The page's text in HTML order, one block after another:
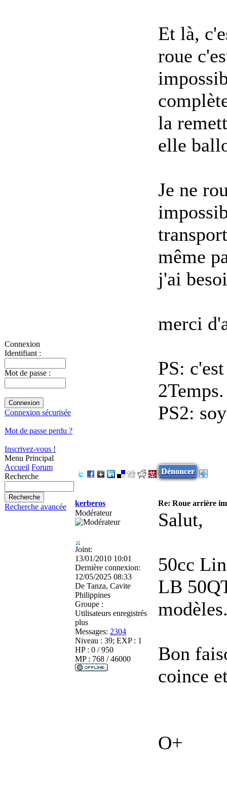
Connexion
Identifiant :
Mot de passe :
Connexion sécurisée
Mot de passe perdu ?
Inscrivez-vous !
Menu Principal
Accueil Forum
Recherche
Recherche avancée
Et là,
roue
la
elle
Je ne
même
j'ai
merci
PS:
2Temps.
PS2:
Dénoncer
kerberos
Re: Roue arrière
Modérateur
Joint:
13/01/2010 10:01
Dernière connexion:
12/05/2025 08:33
De Tanza, Cavite
Philippines
Groupe :
Utilisateurs enregistrés
plus
Messages: 2304
Niveau : 39; EXP : 1
HP : 0 / 950
MP : 768 / 46000
Salut,
50cc
LB
Bon
coince
O+